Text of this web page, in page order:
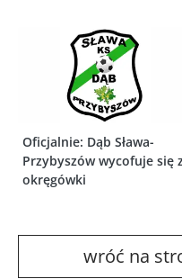
Oficjalnie: Dąb Sława-
Przybyszów wycofuje się z
okręgówki
wróć na